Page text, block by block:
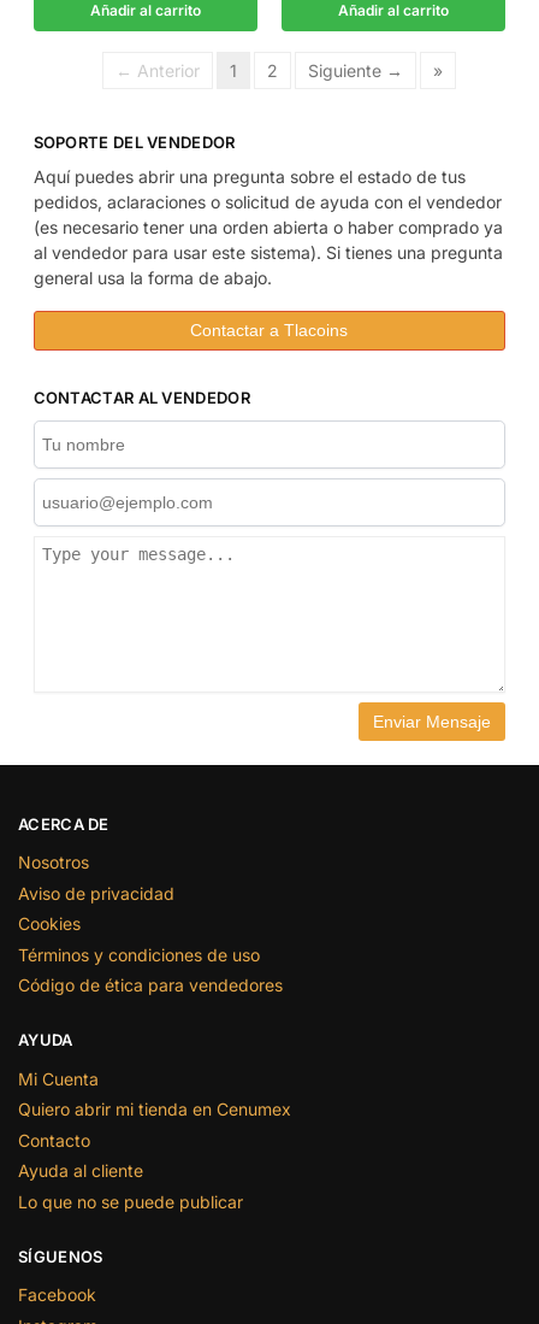
SOPORTE DEL VENDEDOR
Aquí puedes abrir una pregunta sobre el estado de tus
pedidos, aclaraciones o solicitud de ayuda con el vendedor
(es necesario tener una orden abierta o haber comprado ya
al vendedor para usar este sistema). Si tienes una pregunta
general usa la forma de abajo.
Contactar a Tlacoins
CONTACTAR AL VENDEDOR
Añadir al carrito Añadir al carrito
← Anterior 1 2 Siguiente → »
ACERCA DE
Nosotros
Aviso de privacidad
Cookies
Términos y condiciones de uso
Código de ética para vendedores
AYUDA
Mi Cuenta
Quiero abrir mi tienda en Cenumex
Contacto
Ayuda al cliente
Lo que no se puede publicar
SÍGUENOS
Facebook